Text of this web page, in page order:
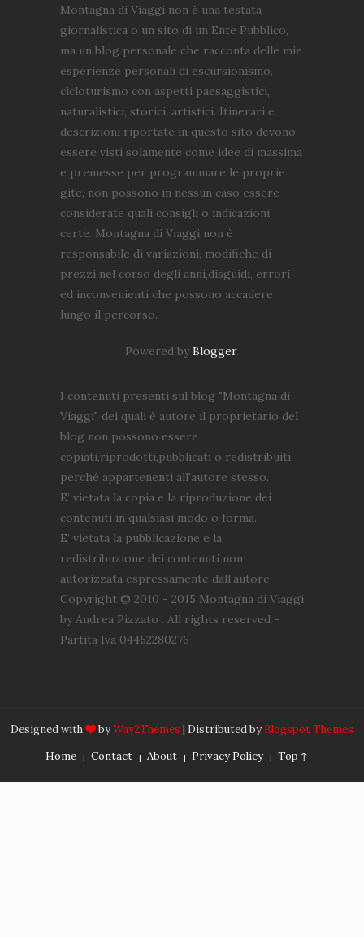
Montagna di Viaggi non è una testata
giornalistica o un sito di un Ente Pubblico,
ma un blog personale che racconta delle mie
esperienze personali di escursionismo,
cicloturismo con aspetti paesaggistici,
naturalistici, storici, artistici. Itinerari e
descrizioni riportate in questo sito devono
essere visti solamente come idee di massima
e premesse per programmare le proprie
gite, non possono in nessun caso essere
considerate quali consigli o indicazioni
certe. Montagna di Viaggi non è
responsabile di variazioni, modifiche di
prezzi nel corso degli anni,disguidi, errori
ed inconvenienti che possono accadere
lungo il percorso.
Powered byBlogger.
I contenuti presenti sul blog "Montagna di
Viaggi" dei quali è autore il proprietario del
blog non possono essere
copiati,riprodotti,pubblicati o redistribuiti
perché appartenenti all'autore stesso.
E’ vietata la copia e la riproduzione dei
contenuti in qualsiasi modo o forma.
E’ vietata la pubblicazione e la
redistribuzione dei contenuti non
autorizzata espressamente dall’autore.
Copyright © 2010 - 2015 Montagna di Viaggi
by Andrea Pizzato . All rights reserved -
Partita Iva 04452280276
Designed with byWay2Themes | Distributed by Blogspot Themes
Home
Contact About Privacy Policy Top ↑